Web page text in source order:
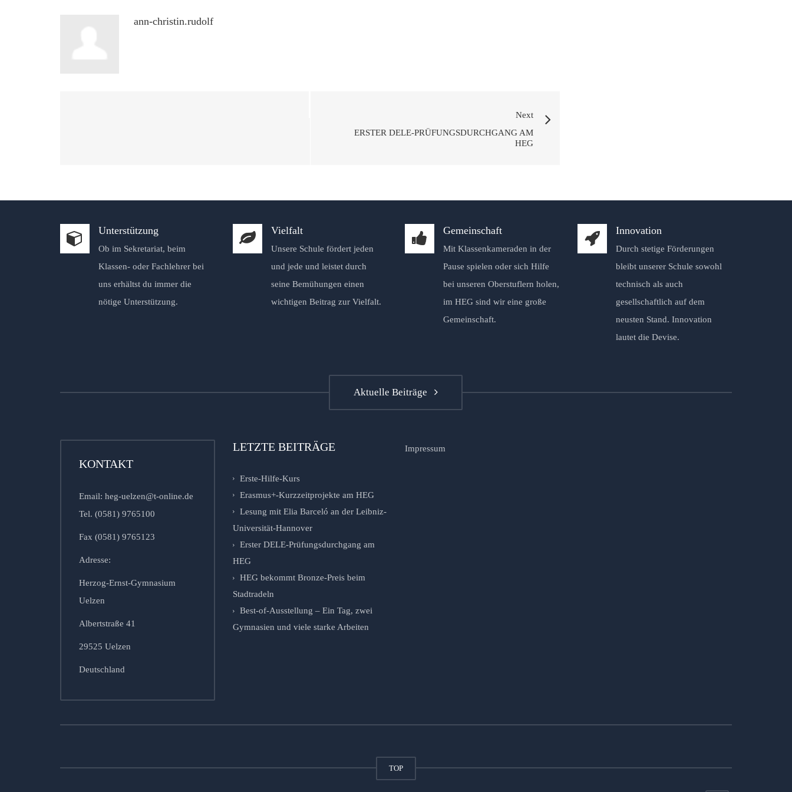
ann-christin.rudolf
Next
ERSTER DELE-PRÜFUNGSDURCHGANG AM
HEG
Unterstützung
Ob im Sekretariat, beim
Klassen- oder Fachlehrer bei
uns erhältst du immer die
nötige Unterstützung.
Vielfalt
Unsere Schule fördert jeden
und jede und leistet durch
seine Bemühungen einen
wichtigen Beitrag zur Vielfalt.
Gemeinschaft
Mit Klassenkameraden in der
Pause spielen oder sich Hilfe
bei unseren Oberstuflern holen,
im HEG sind wir eine große
Gemeinschaft.
Innovation
Durch stetige Förderungen
bleibt unserer Schule sowohl
technisch als auch
gesellschaftlich auf dem
neusten Stand. Innovation
lautet die Devise.
Aktuelle Beiträge
KONTAKT
Email: heg-uelzen@t-online.de
Tel. (0581) 9765100
Fax (0581) 9765123
Adresse:
Herzog-Ernst-Gymnasium
Uelzen
Albertstraße 41
29525 Uelzen
Deutschland
LETZTE BEITRÄGE
Erste-Hilfe-Kurs
Erasmus+-Kurzzeitprojekte am HEG
Lesung mit Elia Barceló an der Leibniz-
Universität-Hannover
Erster DELE-Prüfungsdurchgang am
HEG
HEG bekommt Bronze-Preis beim
Stadtradeln
Best-of-Ausstellung – Ein Tag, zwei
Gymnasien und viele starke Arbeiten
Impressum
TOP